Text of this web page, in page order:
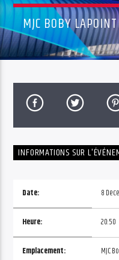
MJC BOBY
INFORMATIONS SUR
Date: 8
Heure: 20:50
Emplacement: MJC